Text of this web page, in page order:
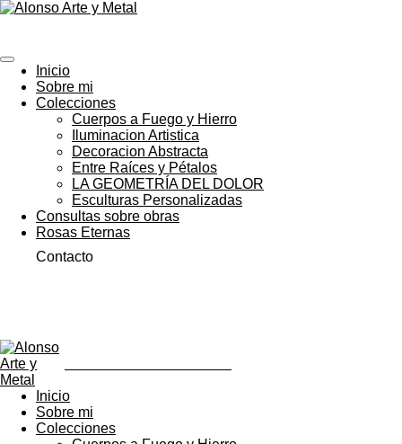
Ir
principal
Inicio
Sobre mi
Colecciones
Cuerpos a Fuego y Hierro
Iluminacion Artistica
Decoracion Abstracta
Entre Raíces y Pétalos
LA GEOMETRÍA DEL DOLOR
Esculturas Personalizadas
Consultas sobre obras
Rosas Eternas
Contacto
Inicio
Sobre mi
Colecciones